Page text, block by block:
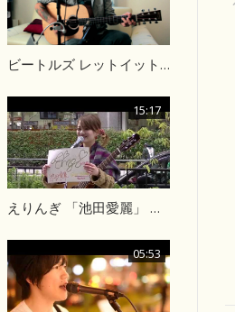
ビートルズ レットイットビー カバー
15:17
えりんぎ 「池田愛麗」 路上ライブ
05:53